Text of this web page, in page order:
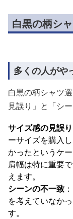
白黒の柄シ
多くの人がや
白黒の柄シャツ
見誤り」と「シ
サイズ感の見誤り
ーサイズを購入
かったというケ
肩幅は特に重要
えます。
シーンの不一致
を考えていなか
す。